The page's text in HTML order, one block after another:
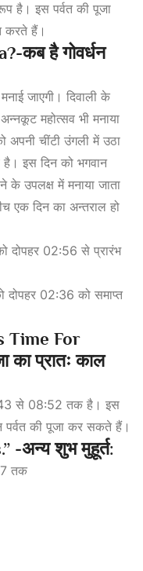
है। इस पर्वत की पूजा
करते हैं।
कब है गोवर्धन
जाएगी। दिवाली के
महोत्सव भी मनाया
अपनी चींटी उंगली में उठा
है। इस दिन को भगवान
के उपलक्ष में मनाया जाता
एक दिन का अन्तराल हो
दोपहर 02:56 से प्रारंभ
दोपहर 02:36 को समाप्त
Time For
का प्रातः काल
से 08:52 तक है। इस
पर्वत की पूजा कर सकते हैं।
-अन्य शुभ मुहूर्त:
तक